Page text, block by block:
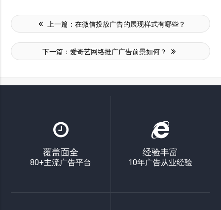
上一篇： 在微信投放广告的展现样式有哪些？
下一篇：爱奇艺网络推广广告前景如何？
覆盖面全
80+主流广告平台
经验丰富
10年广告从业经验